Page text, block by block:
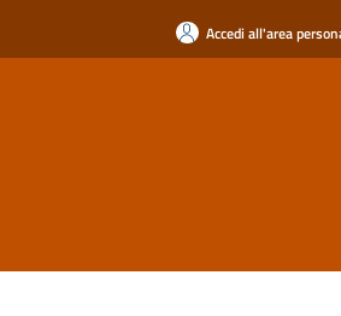
Accedi all'area